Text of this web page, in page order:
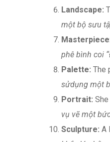
Landscape:
một bộ sưu
phê bình coi
Palette: The
sửdụng một
Portrait:
vụ vẽ một
Sculpture: A